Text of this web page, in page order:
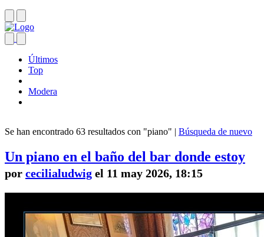
Últimos
Top
Modera
Se han encontrado 63 resultados con "piano" | Búsqueda de nuevo
Un piano en el baño del bar donde estoy
por cecilialudwig el 11 may 2026, 18:15